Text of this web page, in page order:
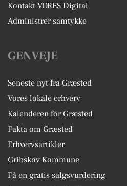
Kontakt VORES Digital
Administrer samtykke
GENVEJE
Seneste nyt fra Græsted
Vores lokale erhverv
Kalenderen for Græsted
Fakta om Græsted
Erhvervsartikler
Gribskov Kommune
Få en gratis salgsvurdering